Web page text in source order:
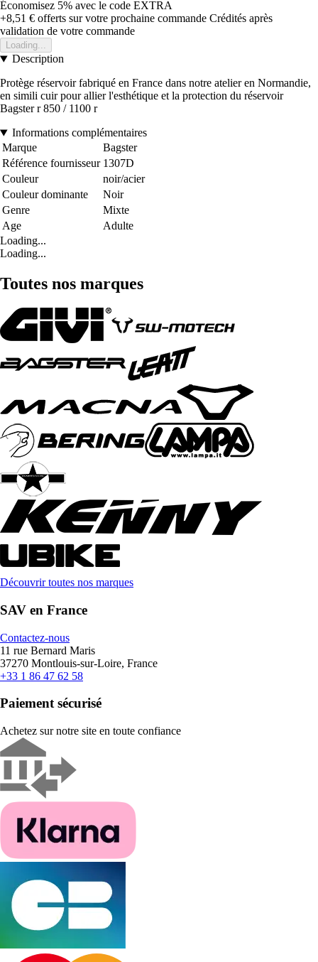
Économisez 5% avec le code EXTRA
+8,51 € offerts sur votre prochaine commande Crédités après
validation de votre commande
Loading...
Description
Protège réservoir fabriqué en France dans notre atelier en Normandie,
en simili cuir pour allier l'esthétique et la protection du réservoir
Bagster r 850 / 1100 r
Informations complémentaires
Marque
Bagster
Référence fournisseur 1307D
Couleur
noir/acier
Couleur dominante
Noir
Genre
Mixte
Age
Adulte
Loading...
Loading...
Toutes nos marques
Découvrir toutes nos marques
SAV en France
Contactez-nous
11 rue Bernard Maris
37270 Montlouis-sur-Loire, France
+33 1 86 47 62 58
Paiement sécurisé
Achetez sur notre site en toute confiance